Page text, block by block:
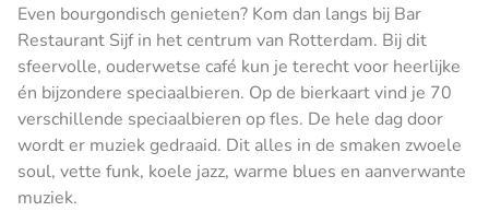
Even bourgondisch genieten? Kom dan langs bij Bar
Restaurant Sijf in het centrum van Rotterdam. Bij dit
sfeervolle, ouderwetse café kun je terecht voor heerlijke
én bijzondere speciaalbieren. Op de bierkaart vind je 70
verschillende speciaalbieren op fles. De hele dag door
wordt er muziek gedraaid. Dit alles in de smaken zwoele
soul, vette funk, koele jazz, warme blues en aanverwante
muziek.